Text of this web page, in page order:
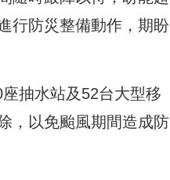
行防災整備動作，期盼
抽水站及52台大型移
，以免颱風期間造成防